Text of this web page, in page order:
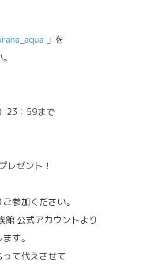
」 を
23：59まで
レゼント！
参加ください。
公式アカウントより
す。
て代えさせて